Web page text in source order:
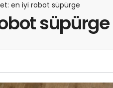
en iyi robot süpürge
süpürge